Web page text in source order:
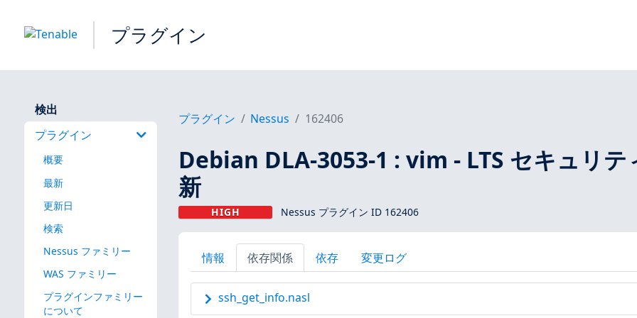
プラグイン
検出
プラグイン
概要
最新
更新日
検索
Nessus ファミリー
WAS ファミリー
プラグインファミリー
について
プラグイン Nessus 162406
Debian DLA-3053-1 : vim - LTS セキュリテ
新
HIGH Nessus プラグイン ID 162406
情報 依存関係 依存 変更ログ
ssh_get_info.nasl